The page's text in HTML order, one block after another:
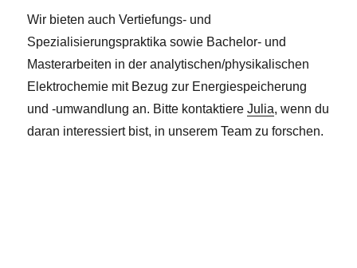
Wir bieten auch Vertiefungs- und
Spezialisierungspraktika sowie Bachelor- und
Masterarbeiten in der analytischen/physikalischen
Elektrochemie mit Bezug zur Energiespeicherung
und -umwandlung an. Bitte kontaktiereJulia, wenn du
daran interessiert bist, in unserem Team zu forschen.